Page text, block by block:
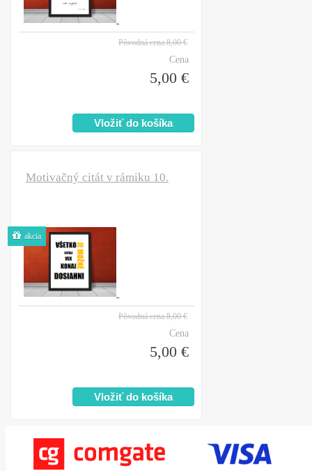
Pôvodná cena8,00 €
Cena
5,00 €
Motivačný citát v rámiku 10.
Pôvodná cena8,00 €
Cena
5,00 €
akcia